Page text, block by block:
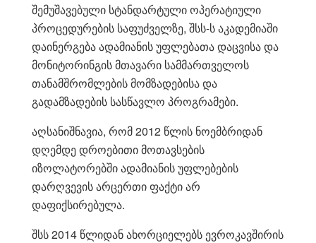
შემუშავებული სტანდარტული ოპერატიული
პროცედურების საფუძველზე, შსს-ს აკადემიაში
დაინერგება ადამიანის უფლებათა დაცვისა და
მონიტორინგის მთავარი სამმართველოს
თანამშრომლების მომზადებისა და
გადამზადების სასწავლო პროგრამები.
აღსანიშნავია, რომ 2012 წლის ნოემბრიდან
დღემდე დროებითი მოთავსების
იზოლატორებში ადამიანის უფლებების
დარღვევის არცერთი ფაქტი არ
დაფიქსირებულა.
შსს 2014 წლიდან ახორციელებს ევროკავშირის